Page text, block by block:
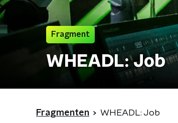
Fragment
WHEADL: Job
Fragmenten WHEADL: Job